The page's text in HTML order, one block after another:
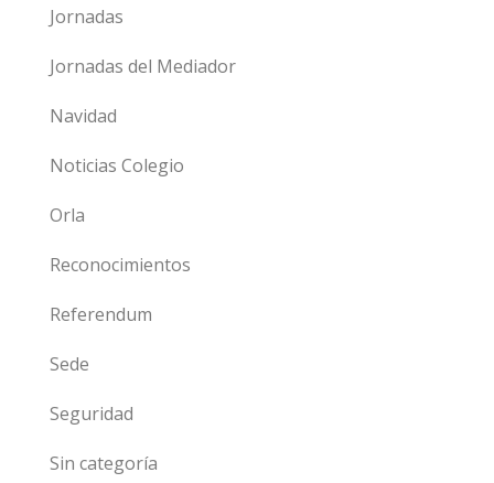
Jornadas
Jornadas del Mediador
Navidad
Noticias Colegio
Orla
Reconocimientos
Referendum
Sede
Seguridad
Sin categoría